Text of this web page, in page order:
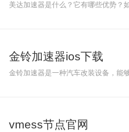
美达加速器是什么？它有哪些优势？
金铃加速器ios下载
金铃加速器是一种汽车改装设备，能
vmess节点官网